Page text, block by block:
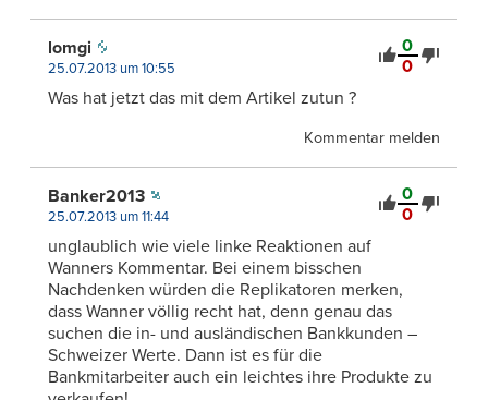
0
0
lomgi
25.07.2013 um 10:55
Was hat jetzt das mit dem Artikel zutun ?
Kommentar melden
0
0
Banker2013
25.07.2013 um 11:44
unglaublich wie viele linke Reaktionen auf
Wanners Kommentar. Bei einem bisschen
Nachdenken würden die Replikatoren merken,
dass Wanner völlig recht hat, denn genau das
suchen die in- und ausländischen Bankkunden –
Schweizer Werte. Dann ist es für die
Bankmitarbeiter auch ein leichtes ihre Produkte zu